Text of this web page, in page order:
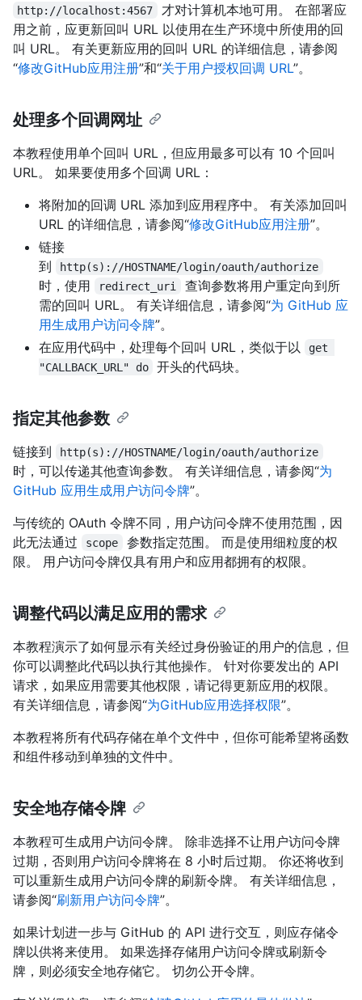
http://localhost:4567
才对计算机本地可用。 在部署应
用之前，应更新回叫 URL 以使用在生产环境中所使用的回
叫 URL。 有关更新应用的回叫 URL 的详细信息，请参阅
“修改GitHub应用注册”和“关于用户授权回调 URL”。
处理多个回调网址
本教程使用单个回叫 URL，但应用最多可以有 10 个回叫
URL。 如果要使用多个回调 URL：
将附加的回调 URL 添加到应用程序中。 有关添加回叫
URL 的详细信息，请参阅“修改GitHub应用注册”。
链接
到
http(s)://HOSTNAME/login/oauth/authorize
时，使用 redirect_uri
查询参数将用户重定向到所
需的回叫 URL。 有关详细信息，请参阅“为 GitHub 应
用生成用户访问令牌”。
在应用代码中，处理每个回叫 URL，类似于以
get
"CALLBACK_URL" do
开头的代码块。
指定其他参数
链接到 http(s)://HOSTNAME/login/oauth/authorize
时，可以传递其他查询参数。 有关详细信息，请参阅“为
GitHub 应用生成用户访问令牌”。
与传统的 OAuth 令牌不同，用户访问令牌不使用范围，因
此无法通过
scope
参数指定范围。 而是使用细粒度的权
限。 用户访问令牌仅具有用户和应用都拥有的权限。
调整代码以满足应用的需求
本教程演示了如何显示有关经过身份验证的用户的信息，但
你可以调整此代码以执行其他操作。 针对你要发出的 API
请求，如果应用需要其他权限，请记得更新应用的权限。
有关详细信息，请参阅“为GitHub应用选择权限”。
本教程将所有代码存储在单个文件中，但你可能希望将函数
和组件移动到单独的文件中。
安全地存储令牌
本教程可生成用户访问令牌。 除非选择不让用户访问令牌
过期，否则用户访问令牌将在 8 小时后过期。 你还将收到
可以重新生成用户访问令牌的刷新令牌。 有关详细信息，
请参阅“刷新用户访问令牌”。
如果计划进一步与 GitHub 的 API 进行交互，则应存储令
牌以供将来使用。 如果选择存储用户访问令牌或刷新令
牌，则必须安全地存储它。 切勿公开令牌。